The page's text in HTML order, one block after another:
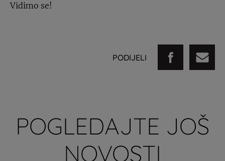
Vidimo se!
PODIJELI
POGLEDAJTE JOŠ
NOVOSTI